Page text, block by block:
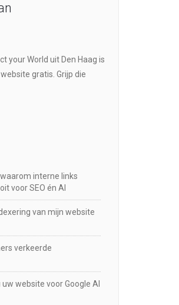
your World uit Den Haag is
gratis. Grijp die
waarom interne links
voor SEO én AI
van mijn website
verkeerde
website voor Google AI